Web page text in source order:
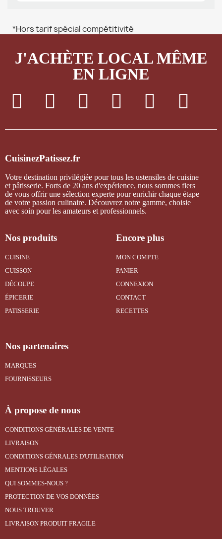
*Hors tarif spécial compétitivité
J'ACHÈTE LOCAL MÊME
EN LIGNE
CuisinezPatissez.fr
Votre destination privilégiée pour tous les ustensiles de cuisine
et pâtisserie. Forts de 20 ans d'expérience, nous sommes fiers
de vous offrir une sélection experte pour enrichir chaque étape
de votre passion culinaire. Découvrez notre gamme, choisie
avec soin pour les amateurs et professionnels.
Nos produits
CUISINE
CUISSON
DÉCOUPE
ÉPICERIE
PATISSERIE
Encore plus
MON COMPTE
PANIER
CONNEXION
CONTACT
RECETTES
Nos partenaires
MARQUES
FOURNISSEURS
À propose de nous
CONDITIONS GÉNÉRALES DE VENTE
LIVRAISON
CONDITIONS GÉNRALES D'UTILISATION
MENTIONS LÉGALES
QUI SOMMES-NOUS ?
PROTECTION DE VOS DONNÉES
NOUS TROUVER
LIVRAISON PRODUIT FRAGILE